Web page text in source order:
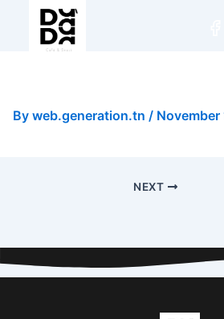
By web.generation.tn / November
NEXT